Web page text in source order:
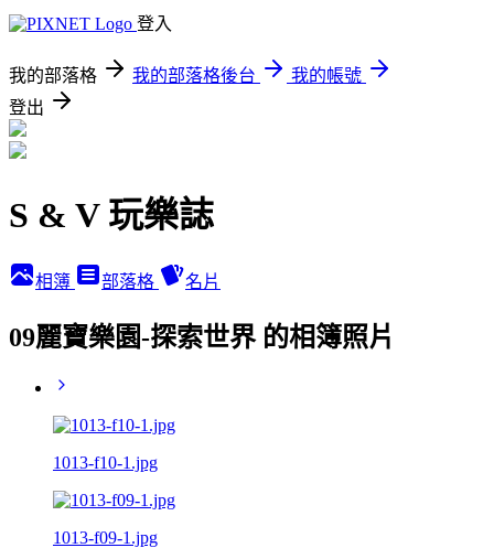
登入
我的部落格 我的部落格後台
我的帳號
登出
S & V 玩樂誌
相簿 部落格 名片
09麗寶樂園-探索世界 的相簿照片
1013-f10-1.jpg
1013-f09-1.jpg